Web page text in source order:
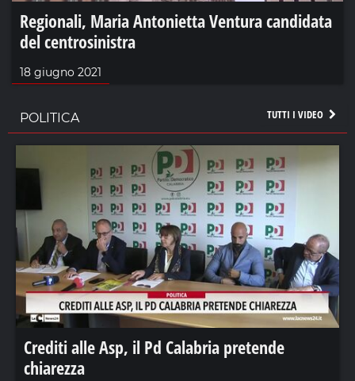
Regionali, Maria Antonietta Ventura candidata
del centrosinistra
18 giugno 2021
TUTTI I VIDEO
POLITICA
Crediti alle Asp, il Pd Calabria pretende
chiarezza